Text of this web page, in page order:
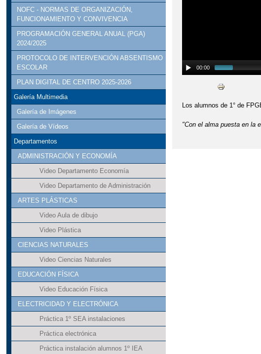
NOFC - NORMAS DE ORGANIZACIÓN,
FUNCIONAMIENTO Y CONVIVENCIA
PROGRAMACIÓN GENERAL ANUAL (PGA)
2024/2025
PROTOCOLO DE INTERVENCIÓN ABSENTISMO
ESCOLAR
PLAN DIGITAL DE CENTRO 2025-2026
Galería Multimedia
Galería de Imágenes
Galería de Vídeos
Departamentos
ADMINISTRACIÓN Y ECONOMÍA
Video Departamento Economía
Video Departamento de Administración
ARTES PLÁSTICAS
Video Aula de dibujo
Video Plástica
CIENCIAS NATURALES
Video Ciencias Naturales
EDUCACIÓN FÍSICA
Video Educación Física
ELECTRICIDAD Y ELECTRÓNICA
Práctica 1º SEA instalaciones
Práctica electrónica
Práctica instalación alumnos 1º IEA
00:00
Los alumnos de 1° de
"Con el alma puesta en la